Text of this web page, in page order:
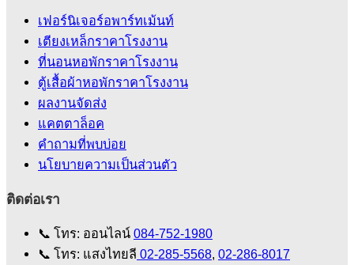
เฟอร์นิเจอร์อพาร์ทเม้นท์
เตียงเหล็กราคาโรงงาน
ที่นอนหอพักราคาโรงงาน
ตู้เสื้อผ้าหอพักราคาโรงงาน
ผลงานจัดส่ง
แคตตาล็อค
คําถามที่พบบ่อย
นโยบายความเป็นส่วนตัว
ติดต่อเรา
📞 โทร: ออนไลน์ 084-752-1980
📞 โทร: แสงไทยลี 02-285-5568, 02-286-8017